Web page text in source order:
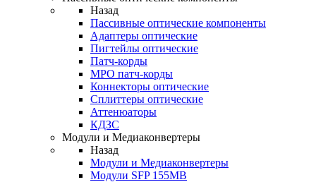
Назад
Пассивные оптические компоненты
Адаптеры оптические
Пигтейлы оптические
Патч-корды
MPO патч-корды
Коннекторы оптические
Сплиттеры оптические
Аттенюаторы
КДЗС
Модули и Медиаконвертеры
Назад
Модули и Медиаконвертеры
Модули SFP 155MB